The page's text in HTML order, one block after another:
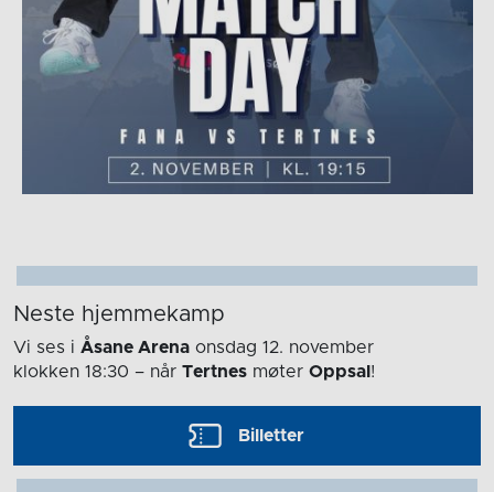
Neste hjemmekamp
Vi ses i Åsane Arena onsdag 12. november
klokken 18:30 – når Tertnes møter Oppsal!
Billetter